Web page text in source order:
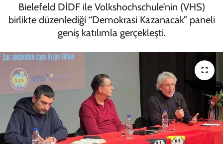
Bielefeld DİDF ile Volkshochschule’nin (VHS)
birlikte düzenlediği “Demokrasi Kazanacak” paneli
geniş katılımla gerçekleşti.
DÜNYA
KÜLTÜR
SPOR
KADIN
YAZARLAR
Tüm Manşetler
Son Dakika Haberleri
Haber Arşivi